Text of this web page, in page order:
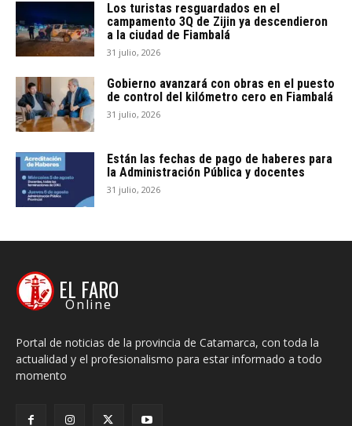
Los turistas resguardados en el
campamento 3Q de Zijin ya descendieron
a la ciudad de Fiambalá
31 julio, 2026
Gobierno avanzará con obras en el puesto
de control del kilómetro cero en Fiambalá
31 julio, 2026
Están las fechas de pago de haberes para
la Administración Pública y docentes
31 julio, 2026
EL FARO
Online
Portal de noticias de la provincia de Catamarca, con toda la
actualidad y el profesionalismo para estar informado a todo
momento